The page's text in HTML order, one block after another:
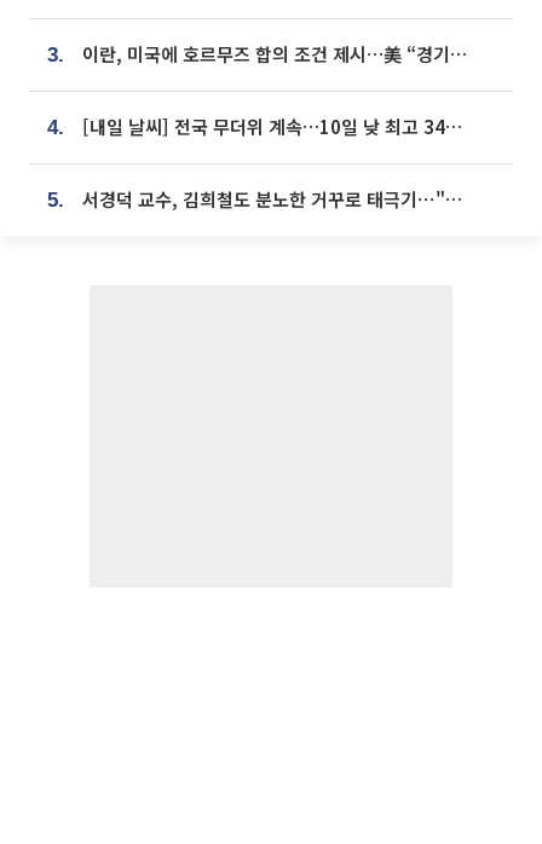
3. 이란, 미국에 호르무즈 합의 조건 제시…美 “경기 아직 안 끝나” [종합]
4. [내일 날씨] 전국 무더위 계속…10일 낮 최고 34도 육박
5. 서경덕 교수, 김희철도 분노한 거꾸로 태극기⋯"엉터리는 아냐, 아쉬울 뿐"